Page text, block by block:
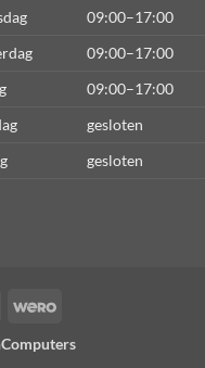
09:00–17:00
09:00–17:00
09:00–17:00
gesloten
gesloten
Cash
Wero